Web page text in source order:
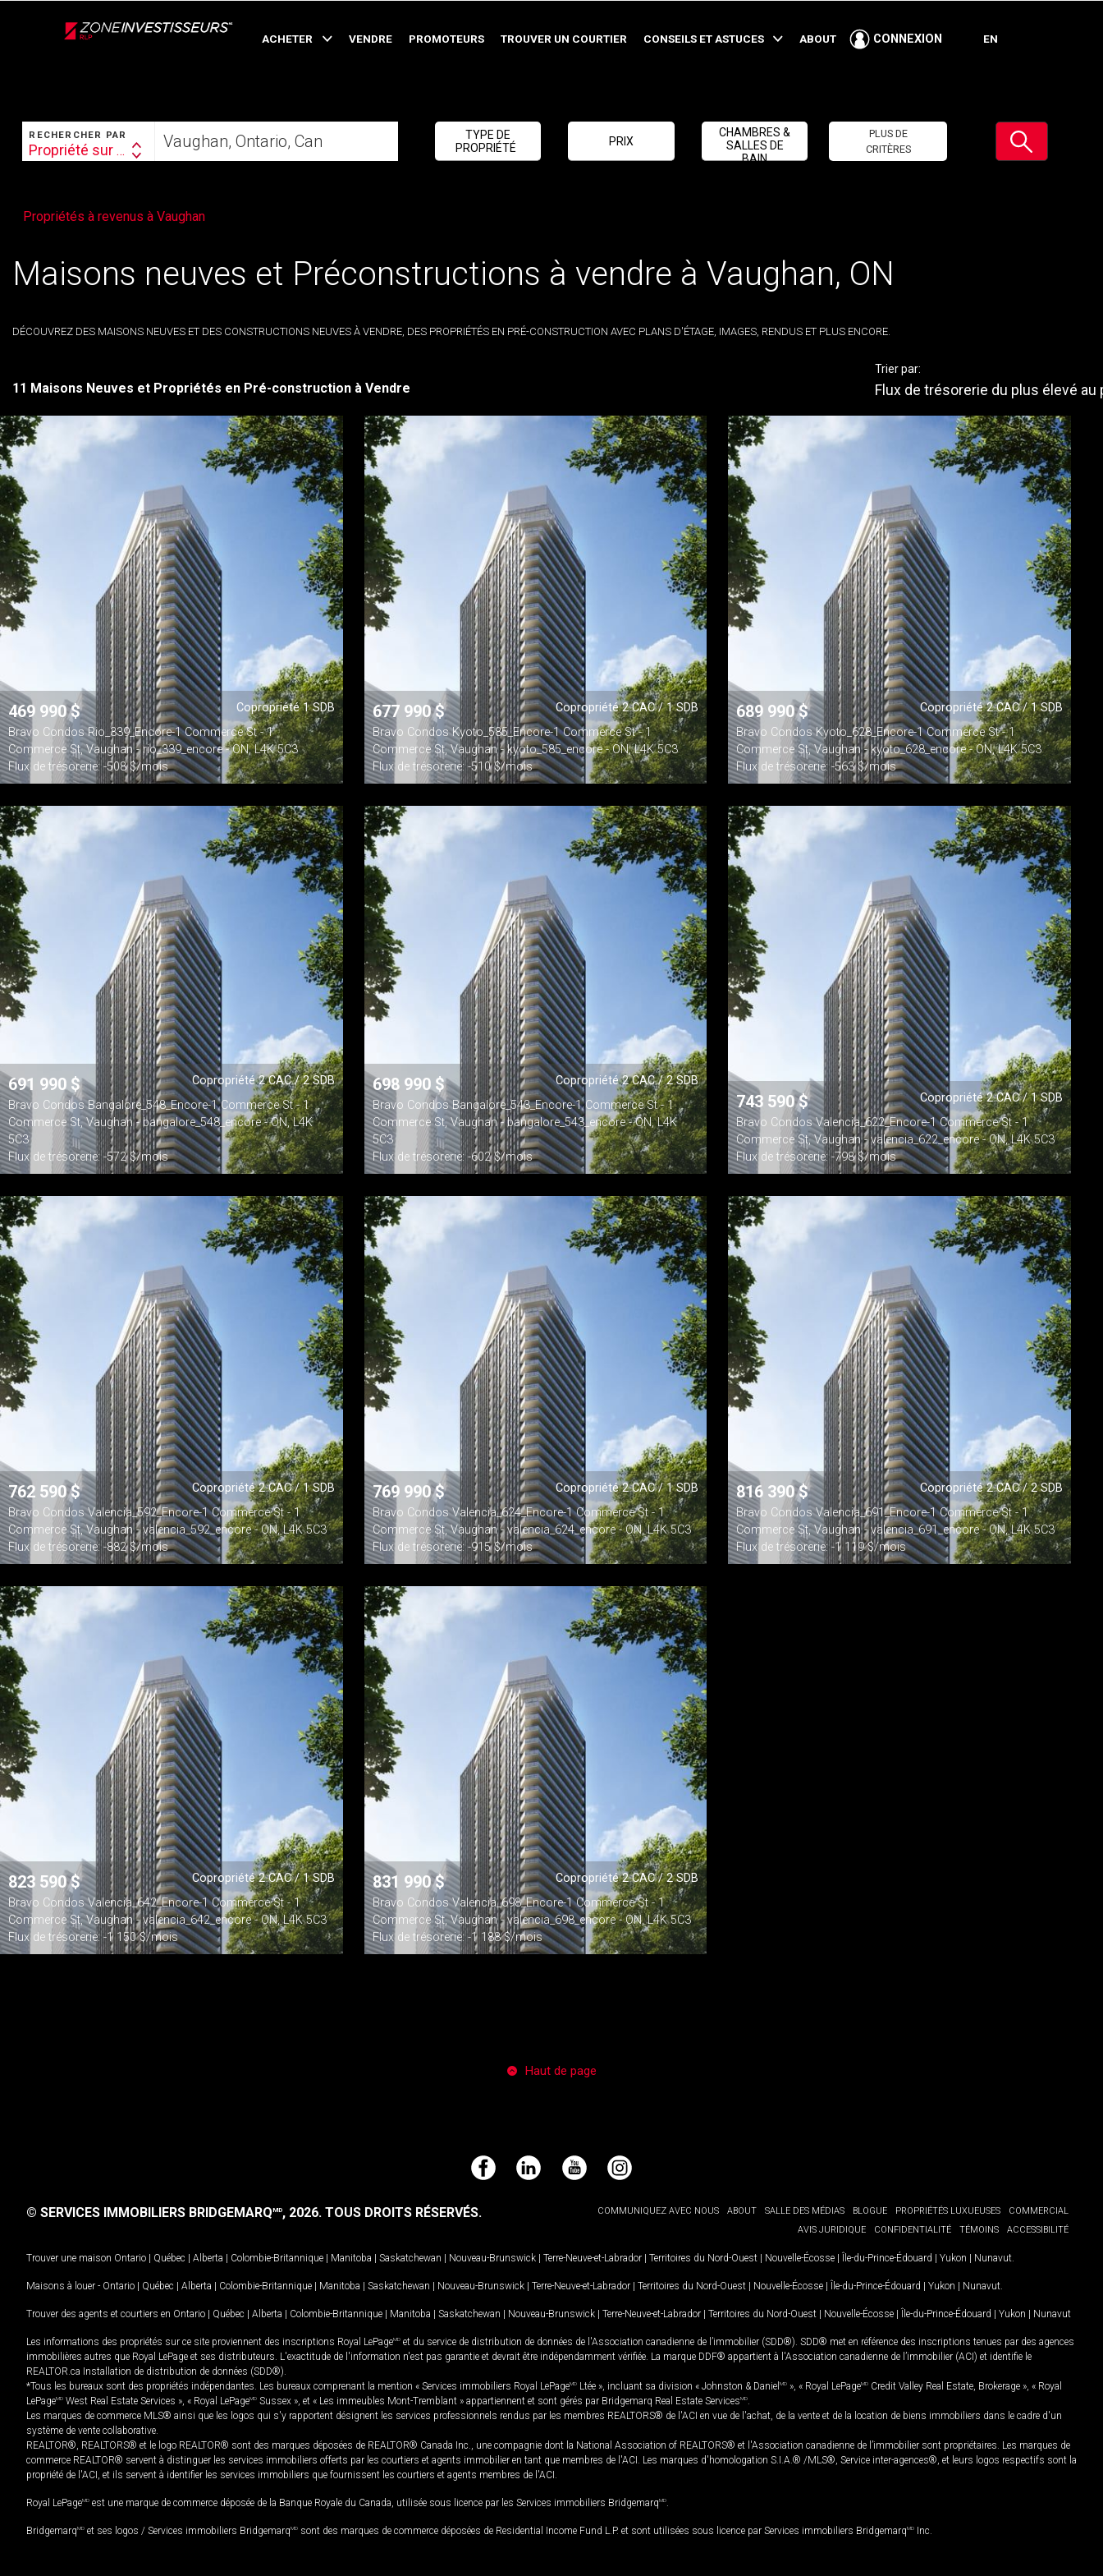
ACHETER VENDRE PROMOTEURS TROUVER UN COURTIER CONSEILS ET ASTUCES ABOUT CONNEXION EN
RECHERCHER
RECHERCHER PAR
Search
By
Propriété sur plan
votre
foyer
TYPE DE
PROPRIÉTÉ
PRIX
CHAMBRES &
SALLES DE
BAIN
PLUS DE
CRITÈRES
Soumettre
Propriétés à revenus à Vaughan
Maisons neuves et Préconstructions à vendre à Vaughan, ON
DÉCOUVREZ DES MAISONS NEUVES ET DES CONSTRUCTIONS NEUVES À VENDRE, DES PROPRIÉTÉS EN PRÉ-CONSTRUCTION AVEC PLANS D'ÉTAGE, IMAGES, RENDUS ET PLUS ENCORE.
11 Maisons Neuves et Propriétés en Pré-construction à Vendre
Trier par:
Flux de trésorerie du plus élevé au
469 990$
Copropriété 1 SDB
Bravo Condos Rio_339_Encore-1 Commerce St - 1
Commerce St, Vaughan - rio_339_encore - ON, L4K 5C3
Flux de trésorerie: -508 $/mois
677 990$
Copropriété 2 CAC / 1 SDB
Bravo Condos Kyoto_585_Encore-1 Commerce St - 1
Commerce St, Vaughan - kyoto_585_encore - ON, L4K 5C3
Flux de trésorerie: -510 $/mois
689 990$
Copropriété 2 CAC / 1 SDB
Bravo Condos Kyoto_628_Encore-1 Commerce St - 1
Commerce St, Vaughan - kyoto_628_encore - ON, L4K 5C3
Flux de trésorerie: -563 $/mois
691 990 $
Copropriété 2 CAC / 2 SDB
Bravo Condos Bangalore_548_Encore-1 Commerce St - 1
Commerce St, Vaughan - bangalore_548_encore - ON, L4K
5C3
Flux de trésorerie: -572 $/mois
698 990 $
Copropriété 2 CAC / 2 SDB
Bravo Condos Bangalore_543_Encore-1 Commerce St - 1
Commerce St, Vaughan - bangalore_543_encore - ON, L4K
5C3
Flux de trésorerie: -602 $/mois
743 590$
Copropriété 2 CAC / 1 SDB
Bravo Condos Valencia_622_Encore-1 Commerce St - 1
Commerce St, Vaughan - valencia_622_encore - ON, L4K 5C3
Flux de trésorerie: -798 $/mois
762 590$
Copropriété 2 CAC / 1 SDB
Bravo Condos Valencia_592_Encore-1 Commerce St - 1
Commerce St, Vaughan - valencia_592_encore - ON, L4K 5C3
Flux de trésorerie: -882 $/mois
769 990$
Copropriété 2 CAC / 1 SDB
Bravo Condos Valencia_624_Encore-1 Commerce St - 1
Commerce St, Vaughan - valencia_624_encore - ON, L4K 5C3
Flux de trésorerie: -915 $/mois
816 390$
Copropriété 2 CAC / 2 SDB
Bravo Condos Valencia_691_Encore-1 Commerce St - 1
Commerce St, Vaughan - valencia_691_encore - ON, L4K 5C3
Flux de trésorerie: -1 119 $/mois
823 590$
Copropriété 2 CAC / 1 SDB
Bravo Condos Valencia_642_Encore-1 Commerce St - 1
Commerce St, Vaughan - valencia_642_encore - ON, L4K 5C3
Flux de trésorerie: -1 150 $/mois
831 990$
Copropriété 2 CAC / 2 SDB
Bravo Condos Valencia_698_Encore-1 Commerce St - 1
Commerce St, Vaughan - valencia_698_encore - ON, L4K 5C3
Flux de trésorerie: -1 188 $/mois
Haut de page
FacebookLinkedIn YouTubeInstagram
COMMUNIQUEZ AVEC NOUS ABOUT SALLE DES MÉDIAS BLOGUE PROPRIÉTÉS LUXUEUSES
COMMERCIAL
AVIS JURIDIQUE
CONFIDENTIALITÉ TÉMOINS ACCESSIBILITÉ
© SERVICES IMMOBILIERS BRIDGEMARQMD, 2026. TOUS DROITS RÉSERVÉS.
Trouver une maison Ontario | Québec | Alberta | Colombie-Britannique | Manitoba | Saskatchewan | Nouveau-Brunswick | Terre-Neuve-et-Labrador | Territoires du Nord-Ouest | Nouvelle-Écosse | Île-du-Prince-Édouard | Yukon | Nunavut
Maisons à louer - Ontario | Québec | Alberta | Colombie-Britannique | Manitoba | Saskatchewan | Nouveau-Brunswick | Terre-Neuve-et-Labrador | Territoires du Nord-Ouest | Nouvelle-Écosse | Île-du-Prince-Édouard | Yukon | Nunavut
Trouver des agents et courtiers en Ontario | Québec | Alberta | Colombie-Britannique | Manitoba | Saskatchewan | Nouveau-Brunswick | Terre-Neuve-et-Labrador | Territoires du Nord-Ouest | Nouvelle-Écosse | Île-du-Prince-Édouard | Yukon | Nunavut
Les informations des propriétés sur ce site proviennent des inscriptions Royal LePageMD et du service de distribution de données de l'Association canadienne de l’immobilier (SDD®). SDD® met en référence des inscriptions tenues par des agences
immobilières autres que Royal LePage et ses distributeurs. L'exactitude de l'information n'est pas garantie et devrait être indépendamment vérifiée. La marque DDF® appartient à l'Association canadienne de l’immobilier (ACI) et identifie le
REALTOR.ca Installation de distribution de données (SDD®).
*Tous les bureaux sont des propriétés indépendantes. Les bureaux comprenant la mention « Services immobiliers Royal LePageMD Ltée », incluant sa division « Johnston & Daniel MD », « Royal LePageMD Credit Valley Real Estate, Brokerage », « Royal
LePageMD West Real Estate Services », « Royal LePageMD Sussex », et « Les immeubles Mont-Tremblant » appartiennent et sont gérés par Bridgemarq Real Estate ServicesMD
Les marques de commerce MLS® ainsi que les logos qui s'y rapportent désignent les services professionnels rendus par les membres REALTORS® de l'ACI en vue de l'achat, de la vente et de la location de biens immobiliers dans le cadre d'un
système de vente collaborative.
REALTOR®, REALTORS® et le logo REALTOR® sont des marques déposées de REALTOR® Canada Inc., une compagnie dont la National Association of REALTORS® et l'Association canadienne de l’immobilier sont propriétaires. Les marques de
commerce REALTOR® servent à distinguer les services immobiliers offerts par les courtiers et agents immobilier en tant que membres de l'ACI. Les marques d'homologation S.I.A.® /MLS®, Service inter-agences®, et leurs logos respectifs sont la
propriété de l'ACI, et ils servent à identifier les services immobiliers que fournissent les courtiers et agents membres de l'ACI.
Royal LePageMD est une marque de commerce déposée de la Banque Royale du Canada, utilisée sous licence par les Services immobiliers BridgemarqMD
BridgemarqMD et ses logos / Services immobiliers BridgemarqMD sont des marques de commerce déposées de Residential Income Fund L.P. et sont utilisées sous licence par Services immobiliers BridgemarqMD Inc.